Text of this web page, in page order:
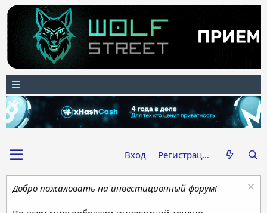
Вход Регистрация
Добро пожаловать на инвестиционный форум!